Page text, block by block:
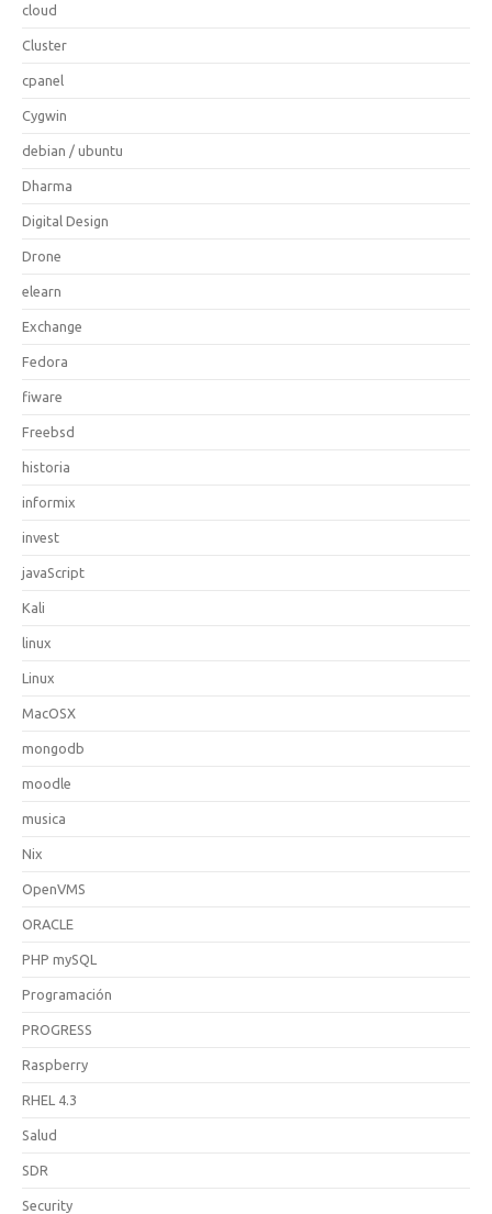
cloud
Cluster
cpanel
Cygwin
debian / ubuntu
Dharma
Digital Design
Drone
elearn
Exchange
Fedora
fiware
Freebsd
historia
informix
invest
javaScript
Kali
linux
Linux
MacOSX
mongodb
moodle
musica
Nix
OpenVMS
ORACLE
PHP mySQL
Programación
PROGRESS
Raspberry
RHEL 4.3
Salud
SDR
Security